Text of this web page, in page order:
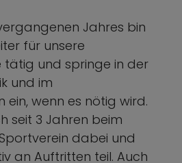
Jahres bin
für unsere
und springe in der
und im
ein, wenn es nötig wird.
seit 3 Jahren beim
dabei und
an Auftritten teil. Auch